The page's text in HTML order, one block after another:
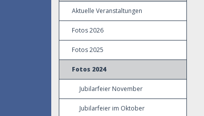
Aktuelle Veranstaltungen
Fotos 2026
Fotos 2025
Fotos 2024
Jubilarfeier November
Jubilarfeier im Oktober